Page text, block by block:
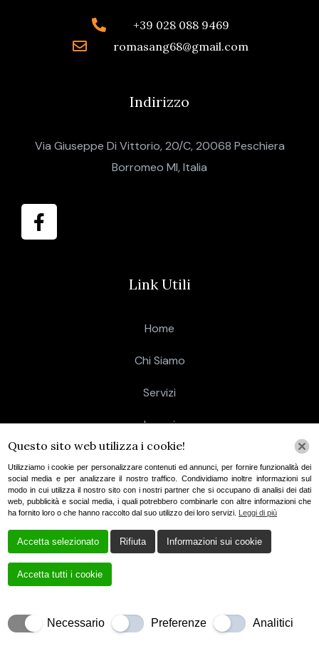
+39 028 088 9469
romasang68@gmail.com
Indirizzo
Via Giuseppe Di Vittorio, 20/C, 20068 Peschiera
Borromeo MI, Italia
Link Utili
Home
Chi Siamo
Servizi
Lavori
Informativa sul trattamento dei dati personali
Cookie Policy
Copyrights © 2021 A.R. Carpenteria Di
Taccardi & C. S.A.S. Peschiera – P. IVA 03901340962 |
Questo sito web utilizza i cookie!
Utilizziamo i cookie per personalizzare contenuti ed annunci, per fornire funzionalità dei
social media e per analizzare il nostro traffico. Condividiamo inoltre informazioni sul
modo in cui utilizza il nostro sito con i nostri partner che si occupano di analisi dei dati
web, pubblicità e social media, i quali potrebbero combinarle con altre informazioni che
ha fornito loro o che hanno raccolto dal suo utilizzo dei loro servizi. Leggi di più
Accetta selezionato Rifiuta Informazioni sui cookie
Accetta tutti i cookie
Necessario Preferenze Analitici